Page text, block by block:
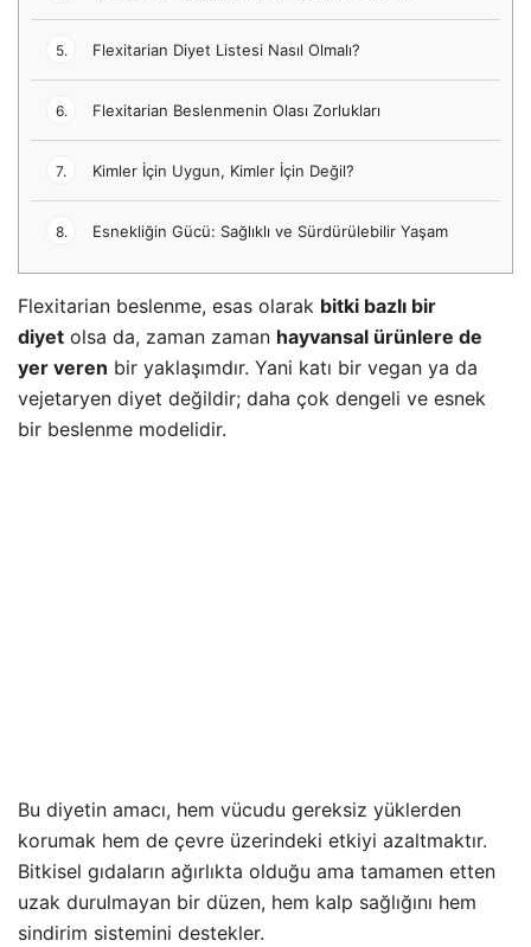
5. Flexitarian Diyet Listesi Nasıl Olmalı?
6. Flexitarian Beslenmenin Olası Zorlukları
7. Kimler İçin Uygun, Kimler İçin Değil?
8. Esnekliğin Gücü: Sağlıklı ve Sürdürülebilir Yaşam
Flexitarian beslenme, esas olarak bitki bazlı bir
diyet olsa da, zaman zaman hayvansal ürünlere de
yer veren bir yaklaşımdır. Yani katı bir vegan ya da
vejetaryen diyet değildir; daha çok dengeli ve esnek
bir beslenme modelidir.
Bu diyetin amacı, hem vücudu gereksiz yüklerden
korumak hem de çevre üzerindeki etkiyi azaltmaktır.
Bitkisel gıdaların ağırlıkta olduğu ama tamamen etten
uzak durulmayan bir düzen, hem kalp sağlığını hem
sindirim sistemini destekler.